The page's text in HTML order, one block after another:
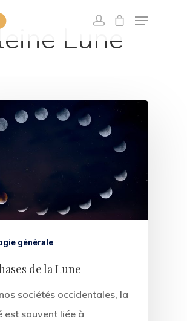
Lune
générale
de la Lune
sociétés occidentales, la
est souvent liée à